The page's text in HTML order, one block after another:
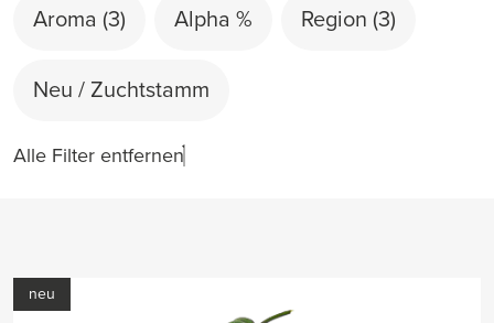
Aroma (3) Alpha % Region (3)
Neu / Zuchtstamm
Alle Filter entfernen
neu